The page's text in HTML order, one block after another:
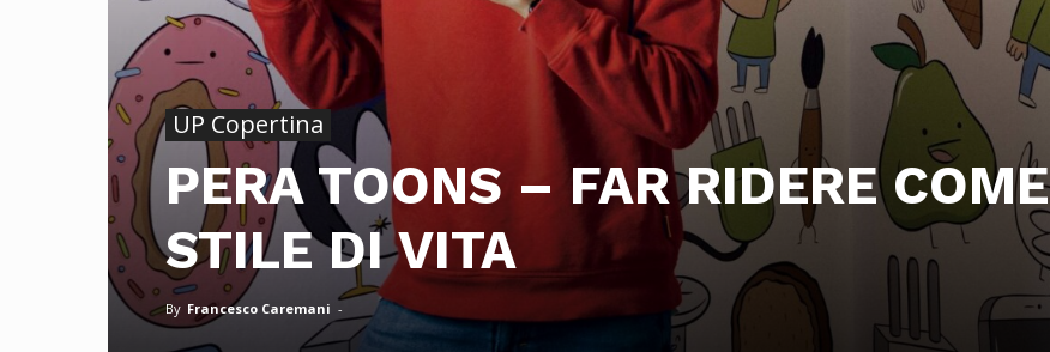
UP Copertina
PERA TOONS – FAR RIDERE COME
STILE DI VITA
By Francesco Caremani -